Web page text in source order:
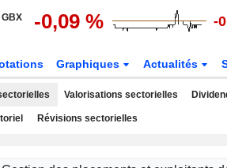
GBX -0,09 % -
Graphiques Actualités
Valorisations sectorielles
Révisions sectorielles